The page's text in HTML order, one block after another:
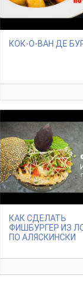
КОК-О-ВАН ДЕ
КАК СДЕЛАТЬ
ФИШБУРГЕР ИЗ
ПО АЛЯСКИНСКИ